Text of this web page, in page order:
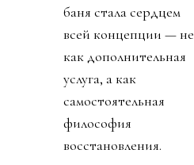
баня стала сердцем
всей концепции — не
как дополнительная
услуга, а как
самостоятельная
философия
восстановления.